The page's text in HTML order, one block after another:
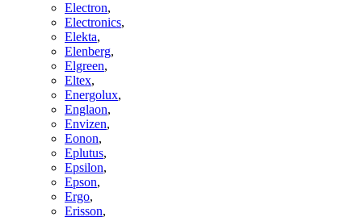
Electron,
Electronics,
Elekta,
Elenberg,
Elgreen,
Eltex,
Energolux,
Englaon,
Envizen,
Eonon,
Eplutus,
Epsilon,
Epson,
Ergo,
Erisson,